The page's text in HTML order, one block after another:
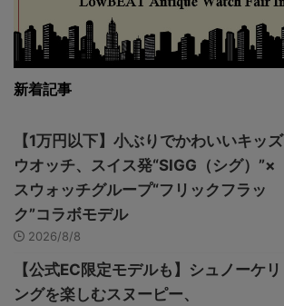
新着記事
【1万円以下】小ぶりでかわいいキッズ
ウオッチ、スイス発“SIGG（シグ）”×
スウォッチグループ“フリックフラッ
ク”コラボモデル
2026/8/8
【公式EC限定モデルも】シュノーケリ
ングを楽しむスヌーピー、